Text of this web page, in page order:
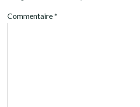
Commentaire*